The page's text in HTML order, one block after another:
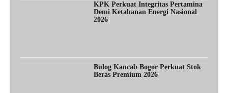
KPK Perkuat Integritas Pertamina
Demi Ketahanan Energi Nasional
2026
Bulog Kancab Bogor Perkuat Stok
Beras Premium 2026